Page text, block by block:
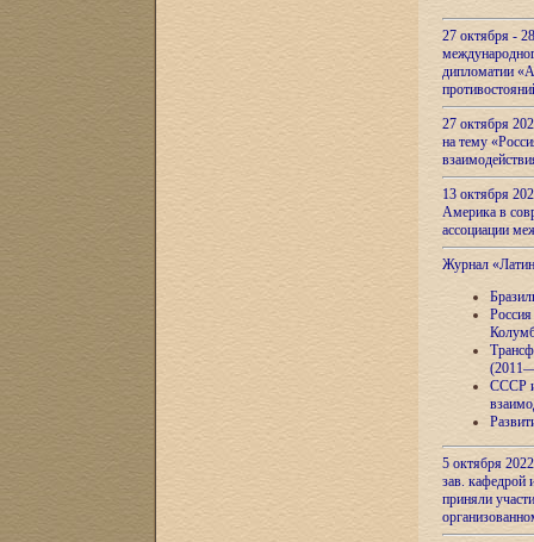
27 октября -
дипломатии
27 октября
на тему
13 октября
Америка в
ассоциации
Журнал
СССР и
5 октября
зав.
приняли